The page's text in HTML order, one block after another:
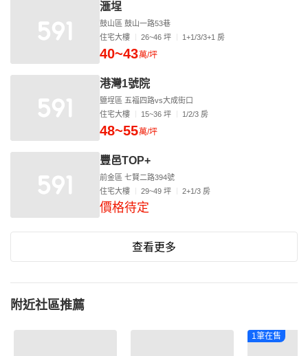
滙埕
鼓山區 鼓山一路53巷
住宅大樓
26~46 坪 1+1/3/3+1 房
40~43萬/坪
港灣1號院
鹽埕區 五福四路vs大成街口
住宅大樓
15~36 坪 1/2/3 房
48~55萬/坪
豐邑TOP+
前金區 七賢二路394號
住宅大樓
29~49 坪 2+1/3 房
價格待定
查看更多
附近社區推薦
1筆在售